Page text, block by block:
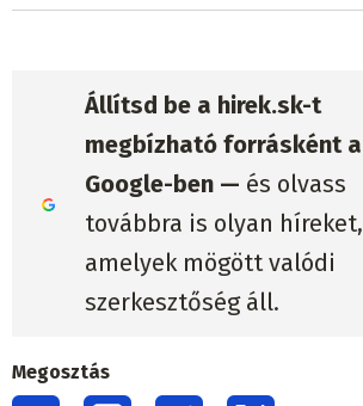
Állítsd be a hirek.sk-t
megbízható forrásként a
Google-ben — és olvass
továbbra is olyan híreket,
amelyek mögött valódi
szerkesztőség áll.
Megosztás